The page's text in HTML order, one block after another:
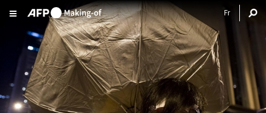
Aller au contenu principal